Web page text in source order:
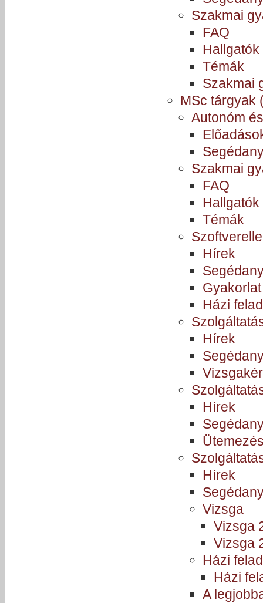
Szakmai
FAQ
Hallgatók
Témák
Szakmai
MSc tárgyak
Autonóm
Szakmai
FAQ
Hallgatók
Témák
Hírek
Gyakorlat
Házi
Hírek
Hírek
Hírek
Vizsga
Vizsga
Vizsga
Házi
Házi
A